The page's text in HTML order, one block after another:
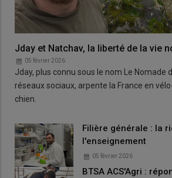
Jday et Natchav, la liberté de la vie
05 février 2026
Jday, plus connu sous le nom Le Nomade
réseaux sociaux, arpente la France en
chien.
Filière générale : la
l'enseignement
05 février 2026
BTSA ACS'Agri :